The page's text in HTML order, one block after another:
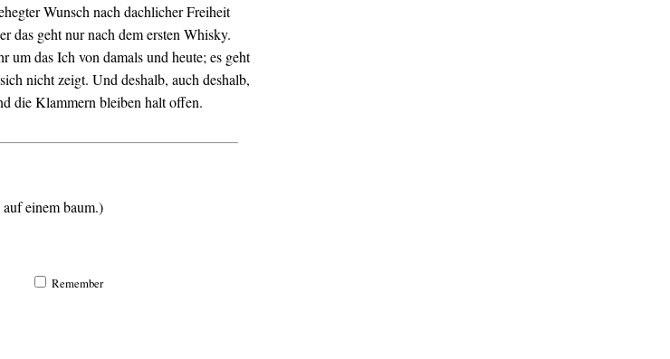
Wunsch nach dachlicher Freiheit
das geht nur nach dem ersten Whisky.
um das Ich von damals und heute; es geht
nicht zeigt. Und deshalb, auch deshalb,
die Klammern bleiben halt offen.
einem baum.)
Remember